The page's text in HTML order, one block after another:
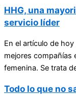
HHG, una
servicio líder
En el artículo de
mejores compañías
femenina. Se trata
Todo lo que no